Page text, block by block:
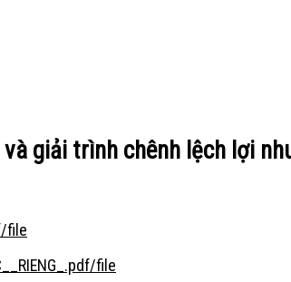
giải trình chênh lệch lợi
file
file